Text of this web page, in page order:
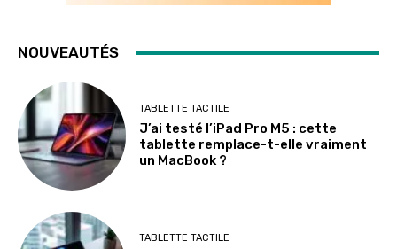
NOUVEAUTÉS
TABLETTE TACTILE
J’ai testé l’iPad Pro M5 : cette
tablette remplace-t-elle vraiment
un MacBook ?
TABLETTE TACTILE